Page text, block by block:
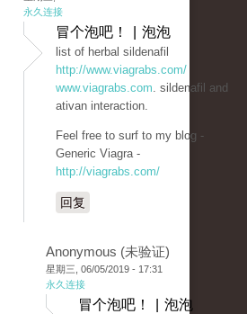
永久连接
冒个泡吧！ | 泡泡
list of herbal sildenafil
http://www.viagrabs.com/
www.viagrabs.com. sildenafil and
ativan interaction.
Feel free to surf to my blog -
Generic Viagra -
http://viagrabs.com/
回复
Anonymous (未验证)
星期三, 06/05/2019 - 17:31
永久连接
冒个泡吧！ | 泡泡